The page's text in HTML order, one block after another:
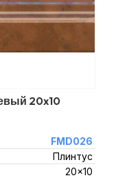
20x10
FMD026
Плинтус
20x10